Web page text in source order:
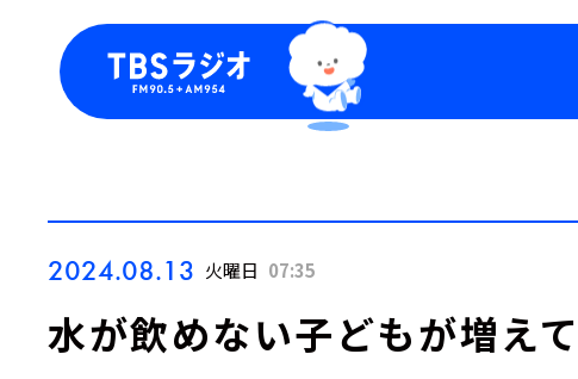
Podcast
2024.08.13 火曜日 07:35
水が飲めない子どもが増えて